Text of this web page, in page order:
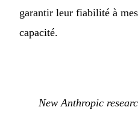
garantir leur fiabilité à
capacité.
New Anthropic